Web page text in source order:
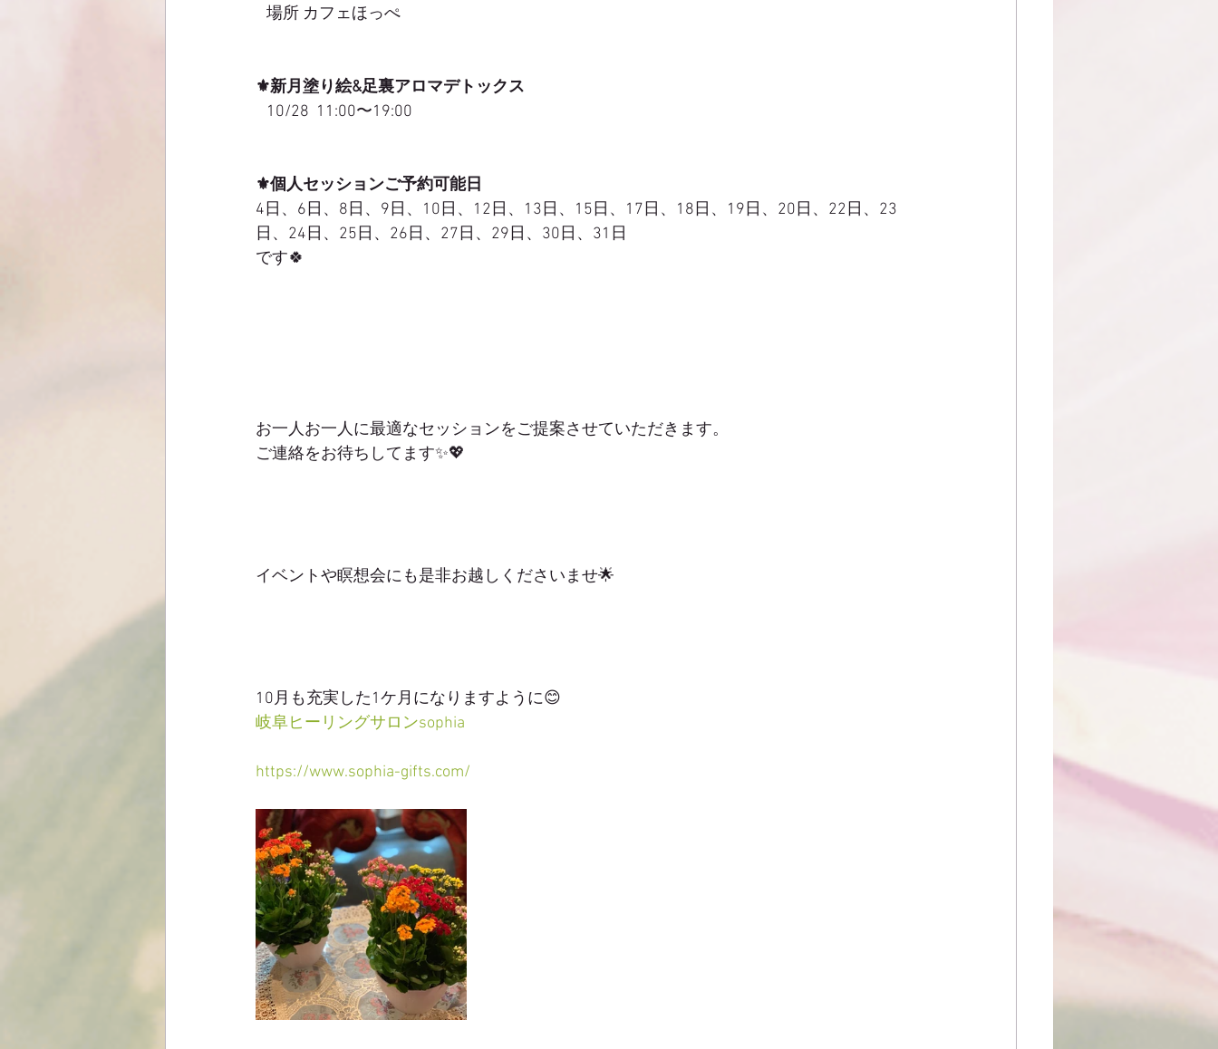
場所 カフェほっぺ
⚜️新月塗り絵&足裏アロマデトックス
10/28  11:00〜19:00
⚜️個人セッションご予約可能日
4日、6日、8日、9日、10日、12日、13日、15日、17日、18日、19日、20日、22日、23
日、24日、25日、26日、27日、29日、30日、31日
です🍀
お一人お一人に最適なセッションをご提案させていただきます。
ご連絡をお待ちしてます✨💖
イベントや瞑想会にも是非お越しくださいませ🌟
10月も充実した1ケ月になりますように😊
岐阜ヒーリングサロンsophia
https://www.sophia-gifts.com/